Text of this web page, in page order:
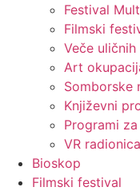
Festival
Filmski
Veče uličnih
Art
Somborske
Književni
Programi
VR radionica
Bioskop
Filmski festival